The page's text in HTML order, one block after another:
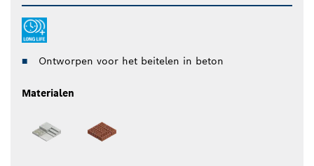
Ontworpen voor het beitelen in beton
Materialen